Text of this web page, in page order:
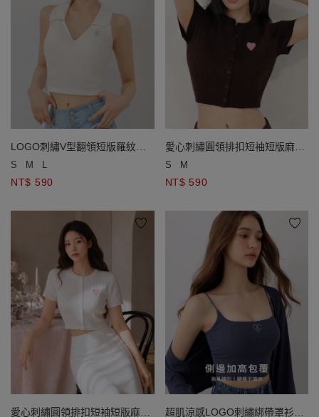
LOGO刺繡V型翻領短版羅紋針
織背心(附胸墊)
S M L
NT$ 590
愛心刺繡圓領排扣短袖短版麻花
針織開襟衫
S M
NT$ 590
愛心刺繡圓領排扣短袖短版麻花 超肌涼感LOGO刺繡綁帶罩衫細